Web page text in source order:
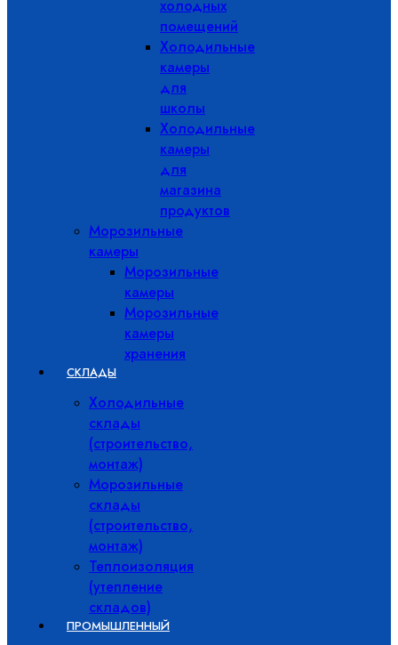
холодных
помещений
Холодильные
камеры
для
школы
Холодильные
камеры
для
магазина
продуктов
Морозильные
камеры
Морозильные
камеры
Морозильные
камеры
хранения
СКЛАДЫ
Холодильные
склады
(строительство,
монтаж)
Морозильные
склады
(строительство,
монтаж)
Теплоизоляция
(утепление
складов)
ПРОМЫШЛЕННЫЙ